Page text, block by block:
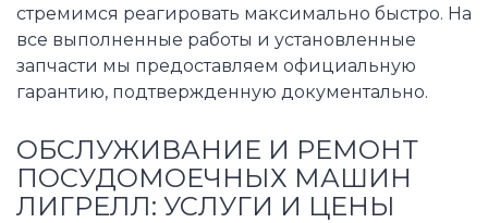
стремимся реагировать максимально быстро. На
все выполненные работы и установленные
запчасти мы предоставляем официальную
гарантию, подтвержденную документально.
ОБСЛУЖИВАНИЕ И РЕМОНТ
ПОСУДОМОЕЧНЫХ МАШИН
ЛИГРЕЛЛ: УСЛУГИ И ЦЕНЫ